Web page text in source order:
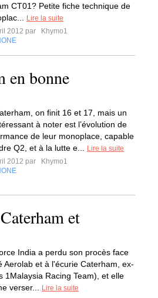
CT01? Petite fiche technique de
Lire la suite
2012 par
Khymo1
en bonne
on finit 16 et 17, mais un
à noter est l’évolution de
de leur monoplace, capable
Q2, et à la lutte e...
Lire la suite
2012 par
Khymo1
et
India a perdu son procès face
Aerolab et à l'écurie Caterham, ex-
1Malaysia Racing Team), et elle
verser...
Lire la suite